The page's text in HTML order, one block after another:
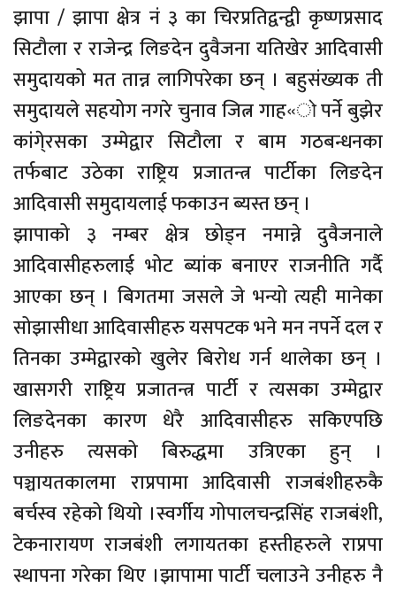
झापा / झापा क्षेत्र नं ३ का चिरप्रतिद्वन्द्वी कृष्णप्रसाद
सिटौला र राजेन्द्र लिङदेन दुवैजना यतिखेर आदिवासी
समुदायको मत तान्न लागिपरेका छन् । बहुसंख्यक ती
समुदायले सहयोग नगरे चुनाव जित्न गाह«ो पर्ने बुझेर
कांगे्रसका उम्मेद्वार सिटौला र बाम गठबन्धनका
तर्फबाट उठेका राष्ट्रिय प्रजातन्त्र पार्टीका लिङदेन
आदिवासी समुदायलाई फकाउन ब्यस्त छन् ।
झापाको ३ नम्बर क्षेत्र छोड्न नमान्ने दुवैजनाले
आदिवासीहरुलाई भोट ब्यांक बनाएर राजनीति गर्दै
आएका छन् । बिगतमा जसले जे भन्यो त्यही मानेका
सोझासीधा आदिवासीहरु यसपटक भने मन नपर्ने दल र
तिनका उम्मेद्वारको खुलेर बिरोध गर्न थालेका छन् ।
खासगरी राष्ट्रिय प्रजातन्त्र पार्टी र त्यसका उम्मेद्वार
लिङदेनका कारण धेरै आदिवासीहरु सकिएपछि
उनीहरु त्यसको बिरुद्धमा उत्रिएका हुन् ।
पञ्चायतकालमा राप्रपामा आदिवासी राजबंशीहरुकै
बर्चस्व रहेको थियो ।स्वर्गीय गोपालचन्द्रसिंह राजबंशी,
टेकनारायण राजबंशी लगायतका हस्तीहरुले राप्रपा
स्थापना गरेका थिए ।झापामा पार्टी चलाउने उनीहरु नै